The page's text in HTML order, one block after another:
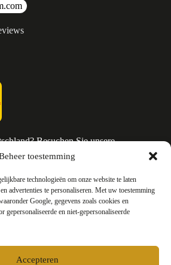
toestemming
technologieën om onze website te laten
advertenties te personaliseren. Met uw toestemming
Google, gegevens zoals cookies en
gepersonaliseerde en niet-gepersonaliseerde
Accepteren
Besuchen Sie unsere